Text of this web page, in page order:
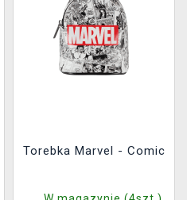
Torebka Marvel - Comic